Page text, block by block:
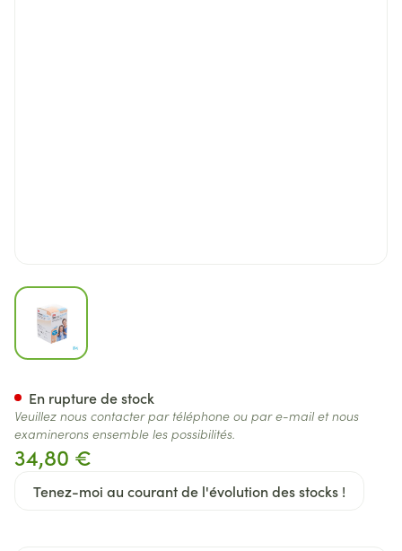
View larger image
34,80 €
Tenez-moi au courant de l'évolution des stocks !
En rupture de stock
Veuillez nous contacter par téléphone ou par e-mail et nous
examinerons ensemble les possibilités.